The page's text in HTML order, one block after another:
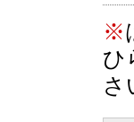
※
ひ
さ